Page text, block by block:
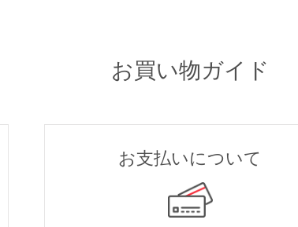
お買い物ガイド
お支払いについて